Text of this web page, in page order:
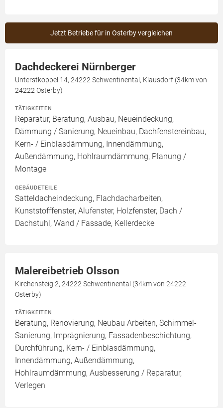
Jetzt Betriebe für in Osterby vergleichen
Dachdeckerei Nürnberger
Unterstkoppel 14, 24222 Schwentinental, Klausdorf (34km von
24222 Osterby)
TÄTIGKEITEN
Reparatur, Beratung, Ausbau, Neueindeckung,
Dämmung / Sanierung, Neueinbau, Dachfenstereinbau,
Kern- / Einblasdämmung, Innendämmung,
Außendämmung, Hohlraumdämmung, Planung /
Montage
GEBÄUDETEILE
Satteldacheindeckung, Flachdacharbeiten,
Kunststofffenster, Alufenster, Holzfenster, Dach /
Dachstuhl, Wand / Fassade, Kellerdecke
Malereibetrieb Olsson
Kirchensteig 2, 24222 Schwentinental (34km von 24222
Osterby)
TÄTIGKEITEN
Beratung, Renovierung, Neubau Arbeiten, Schimmel-
Sanierung, Imprägnierung, Fassadenbeschichtung,
Durchführung, Kern- / Einblasdämmung,
Innendämmung, Außendämmung,
Hohlraumdämmung, Ausbesserung / Reparatur,
Verlegen